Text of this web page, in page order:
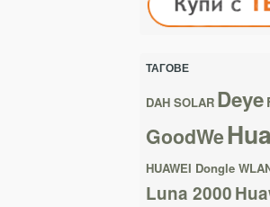
ТАГОВЕ
DAH SOLAR Deye
GoodWe
HUAWEI Dongle
Luna 2000